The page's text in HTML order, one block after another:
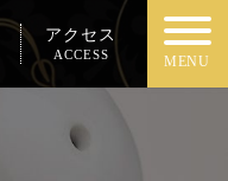
アクセス
ACCESS MENU